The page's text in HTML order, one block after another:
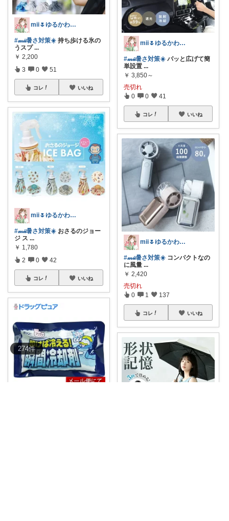
274件
mii🌷ゆるかわアイテム探し🔍🫧
#𝓂𝒾𝒾暑さ対策☀️ 持ち歩ける氷の
うスプ ...
￥ 2,200
3 0 51
コレ いいね
mii🌷ゆるかわアイテム探し🔍🫧
#𝓂𝒾𝒾暑さ対策☀️ おさるのジョー
ジ ス ...
￥ 1,780
2 0 42
コレ いいね
mii🌷ゆるかわアイテム探し🔍🫧
#𝓂𝒾𝒾暑さ対策☀️ パッと広げて簡
単設置 ...
￥ 3,850～
売切れ
0 0 41
コレ いいね
mii🌷ゆるかわアイテム探し🔍🫧
#𝓂𝒾𝒾暑さ対策☀️ コンパクトなの
に風量 ...
￥ 2,420
売切れ
0 1 137
コレ いいね